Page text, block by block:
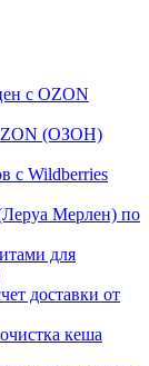
с OZON
(ОЗОН)
с Wildberries
Мерлен) по
для
доставки от
кеша